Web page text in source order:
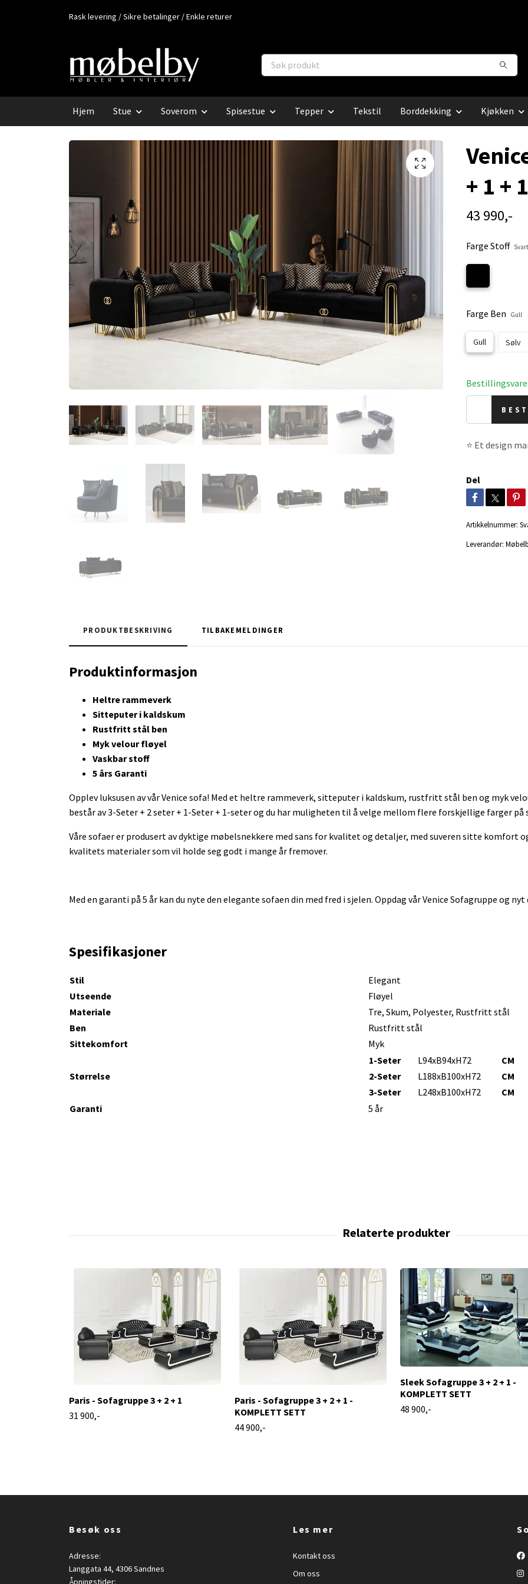
Rask levering / Sikre betalinger / Enkle returer
Hjem Stue Soverom Spisestue Tepper Tekstil Borddekking Kjøkken
+ 1 + 1
43 990,-
Farge Stoff Svart
Farge Ben Gull
Gull Sølv
⭐ Et design
Del
Artikkelnummer:
Leverandør:
PRODUKTBESKRIVING TILBAKEMELDINGER
Produktinformasjon
Heltre rammeverk
Sitteputer i kaldskum
Rustfritt stål ben
Myk velour fløyel
Vaskbar stoff
5 års Garanti
Opplev luksusen av vår Venice sofa! Med et heltre rammeverk, sitteputer i kaldskum, rustfritt stål ben og myk
består av 3-Seter + 2 seter + 1-Seter + 1-seter og du har muligheten til å velge mellom flere forskjellige farger på
Våre sofaer er produsert av dyktige møbelsnekkere med sans for kvalitet og detaljer, med suveren sitte komfort
kvalitets materialer som vil holde seg godt i mange år fremover.
Med en garanti på 5 år kan du nyte den elegante sofaen din med fred i sjelen. Oppdag vår Venice Sofagruppe og
Spesifikasjoner
Stil
Elegant
Utseende
Fløyel
Materiale
Tre, Skum, Polyester, Rustfritt stål
Ben
Rustfritt stål
Sittekomfort
Myk
Størrelse
1-Seter L94xB94xH72
CM
2-Seter
L188xB100xH72
CM
3-Seter
L248xB100xH72
CM
Garanti
5 år
Paris - Sofagruppe 3 + 2 + 1
31 900,-
Paris - Sofagruppe 3 + 2 + 1 -
KOMPLETT SETT
44 900,-
Sleek Sofagruppe 3 + 2 + 1 -
KOMPLETT SETT
48 900,-
Besøk oss
Adresse:
Langgata 44, 4306 Sandnes
Les mer
Kontakt oss
Om oss